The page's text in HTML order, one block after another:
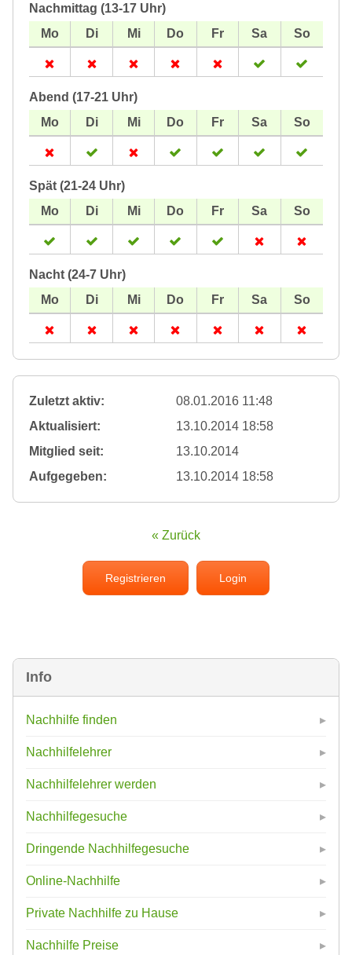
Info
Nachhilfe finden
Nachhilfelehrer
Nachhilfelehrer werden
Nachhilfegesuche
Dringende Nachhilfegesuche
Online-Nachhilfe
Private Nachhilfe zu Hause
Nachhilfe Preise
Nachmittag (13-17 Uhr)
Abend (17-21 Uhr)
Spät (21-24 Uhr)
Nacht (24-7 Uhr)
Zuletzt aktiv:
08.01.2016 11:48
Aktualisiert:
13.10.2014 18:58
Mitglied seit:
13.10.2014
Aufgegeben:
13.10.2014 18:58
« Zurück
Registrieren Login